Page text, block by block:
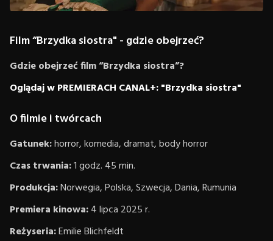
Film “Brzydka siostra" - gdzie obejrzeć?
Gdzie obejrzeć film “Brzydka siostra”?
Oglądaj w PREMIERACH CANAL+: "Brzydka siostra"
O filmie i twórcach
Gatunek:horror, komedia, dramat, body horror
Czas trwania:1 godz. 45 min.
Produkcja:Norwegia, Polska, Szwecja, Dania, Rumunia
Premiera kinowa:4 lipca 2025 r.
Reżyseria:Emilie Blichfeldt